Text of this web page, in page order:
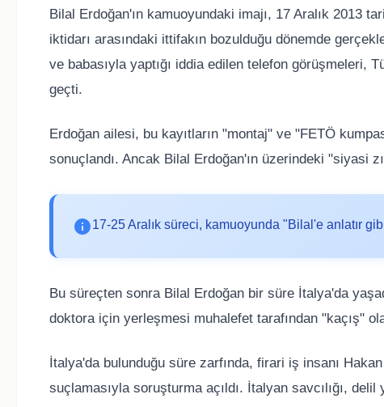
Bilal Erdoğan'ın kamuoyundaki imajı, 17 Aralık 2013
iktidarı arasındaki ittifakın bozulduğu dönemde
ve babasıyla yaptığı iddia edilen telefon görüşmeleri,
geçti.
Erdoğan ailesi, bu kayıtların "montaj" ve "FETÖ
sonuçlandı. Ancak Bilal Erdoğan'ın üzerindeki "siyasi
17-25 Aralık süreci, kamuoyunda "Bilal'e anlatır
Bu süreçten sonra Bilal Erdoğan bir süre İtalya'da
doktora için yerleşmesi muhalefet tarafından "kaçış"
İtalya'da bulunduğu süre zarfında, firari iş insanı
suçlamasıyla soruşturma açıldı. İtalyan savcılığı,